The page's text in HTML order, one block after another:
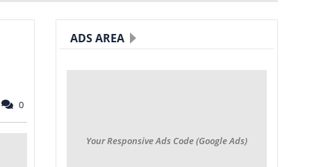
0
ADS AREA
Your Responsive Ads Code (Google Ads)